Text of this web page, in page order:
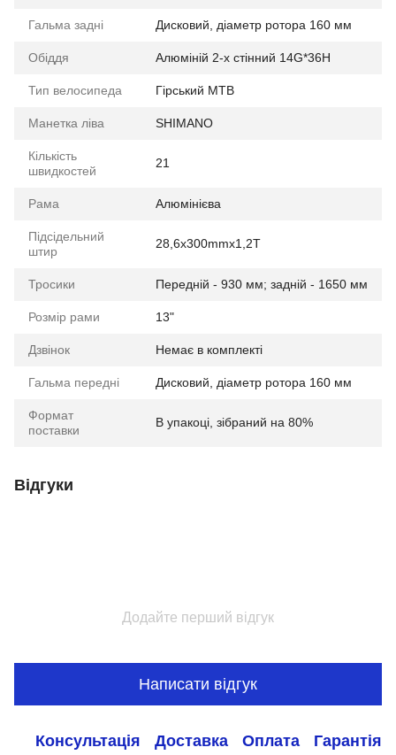
Гальма задні Дисковий, діаметр ротора 160 мм
Обіддя Алюміній 2-х стінний 14G*36H
Тип велосипеда Гірський MTB
Манетка ліва SHIMANO
Кількість
швидкостей
21
Рама Алюмінієва
Підсідельний
штир
28,6х300mmх1,2T
Тросики Передній - 930 мм; задній - 1650 мм
Розмір рами 13"
Дзвінок Немає в комплекті
Гальма передні Дисковий, діаметр ротора 160 мм
Формат
поставки
В упакоці, зібраний на 80%
Відгуки
Додайте перший відгук
Написати відгук
Консультація Доставка Оплата Гарантія